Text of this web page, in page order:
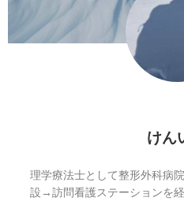
けん
理学療法士として整形外科病
設→訪問看護ステーションを